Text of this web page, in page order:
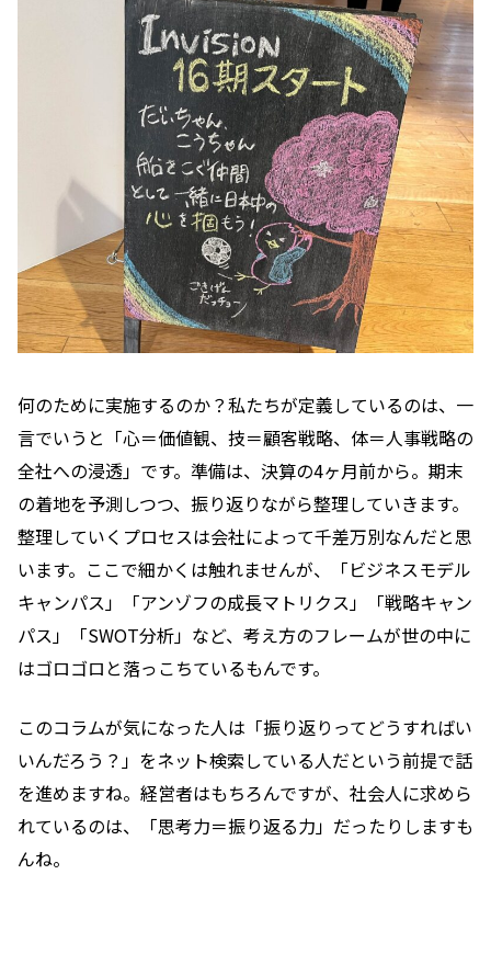
何のために実施するのか？私たちが定義しているのは、一
言でいうと「心＝価値観、技＝顧客戦略、体＝人事戦略の
全社への浸透」です。準備は、決算の4ヶ月前から。期末
の着地を予測しつつ、振り返りながら整理していきます。
整理していくプロセスは会社によって千差万別なんだと思
います。ここで細かくは触れませんが、「ビジネスモデル
キャンパス」「アンゾフの成長マトリクス」「戦略キャン
パス」「SWOT分析」など、考え方のフレームが世の中に
はゴロゴロと落っこちているもんです。
このコラムが気になった人は「振り返りってどうすればい
いんだろう？」をネット検索している人だという前提で話
を進めますね。経営者はもちろんですが、社会人に求めら
れているのは、「思考力＝振り返る力」だったりしますも
んね。